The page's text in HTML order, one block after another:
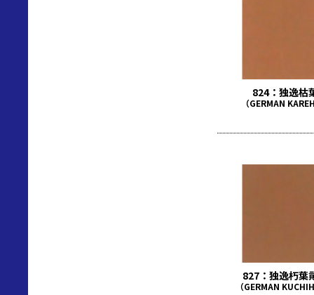
824：独逸枯
（GERMAN
827：独逸朽葉
（GERMAN